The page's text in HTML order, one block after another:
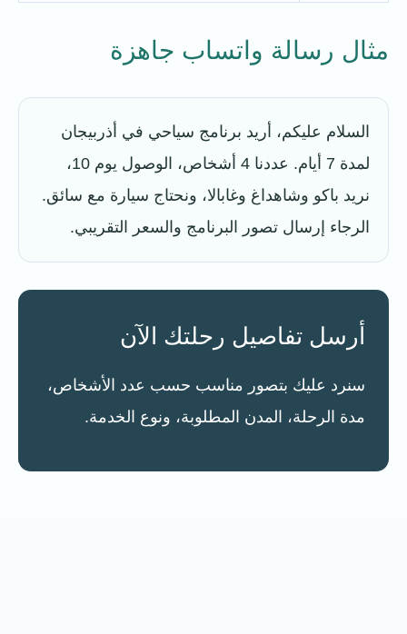
مثال رسالة واتساب جاهزة
السلام عليكم، أريد برنامج سياحي في أذربيجان
لمدة 7 أيام. عددنا 4 أشخاص، الوصول يوم 10،
نريد باكو وشاهداغ وغابالا، ونحتاج سيارة مع سائق.
الرجاء إرسال تصور البرنامج والسعر التقريبي.
أرسل تفاصيل رحلتك الآن
سنرد عليك بتصور مناسب حسب عدد الأشخاص،
مدة الرحلة، المدن المطلوبة، ونوع الخدمة.